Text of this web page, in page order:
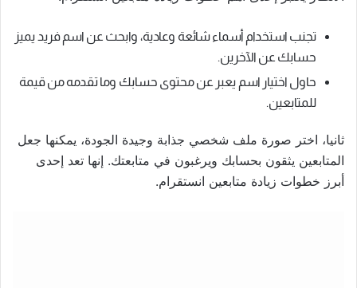
تجنب استخدام أسماء شائعة وعادية، وابحث عن اسم فريد يميز
حسابك عن الآخرين.
حاول اختيار اسم يعبر عن محتوى حسابك وما تقدمه من قيمة
للمتابعين.
ثانيا، اختر صورة ملف شخصي جذابة وجيدة الجودة، يمكنها جعل
المتابعين يثقون بحسابك ويرغبون في متابعتك. إنها تعد إحدى
أبرز خطوات زيادة متابعين انستقرام.